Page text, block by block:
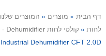
דף הבית » מוצרים » המוצרים שלנו
לחות » קולטי לחות Parkoo - Dehumidifier
Industrial Dehumidifier CFT 2.0D